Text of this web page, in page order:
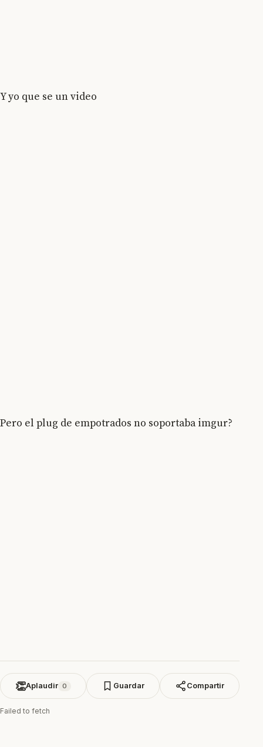
Y yo que se un video
Pero el plug de empotrados no soportaba imgur?
👏Aplaudir 0 Guardar Compartir
Failed to fetch